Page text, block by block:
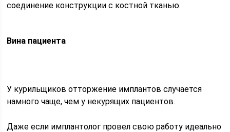
соединение конструкции с костной тканью.
Вина пациента
У курильщиков отторжение имплантов случается
намного чаще, чем у некурящих пациентов.
Даже если имплантолог провел свою работу идеально